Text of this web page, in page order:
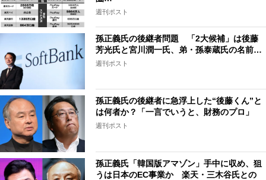
週刊ポスト
孫正義氏の後継者問題 「2大候補」は後藤
芳光氏と宮川潤一氏、弟・孫泰蔵氏の名前…
週刊ポスト
孫正義氏の後継者に急浮上した“後藤くん”と
は何者か？「一言でいうと、財務のプロ」
週刊ポスト
孫正義氏「韓国版アマゾン」手中に収め、狙
うは日本のEC事業か 楽天・三木谷氏との